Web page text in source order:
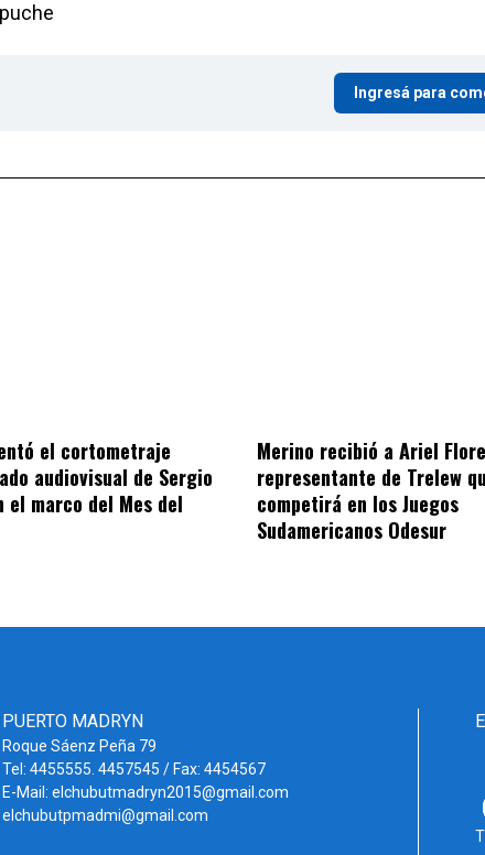
Ingresá para
el cortometraje
audiovisual de Sergio
el marco del Mes del
Merino recibió a Ariel
representante de Trelew
competirá en los Juegos
Sudamericanos Odesur
PUERTO MADRYN
Roque Sáenz Peña 79
Tel: 4455555. 4457545 / Fax: 4454567
E-Mail: elchubutmadryn2015@gmail.com
elchubutpmadmi@gmail.com